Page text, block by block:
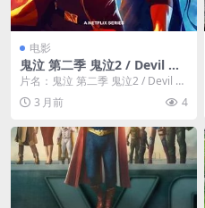
电影
鬼泣 第二季 鬼泣2 / Devil Ma
y Cry Season 2
片名：鬼泣 第二季 鬼泣2 / Devil M
ay Cry Season 2 分...
3 月前 4